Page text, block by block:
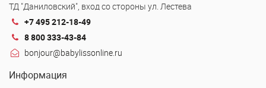
ТД "Даниловский", вход со стороны ул. Лестева
+7 495 212-18-49
8 800 333-43-84
bonjour@babylissonline.ru
Информация